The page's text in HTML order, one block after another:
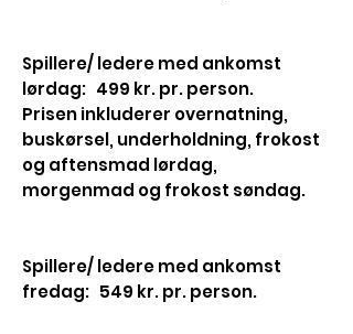
Spillere/ ledere med ankomst
lørdag: 499 kr. pr. person.
Prisen inkluderer overnatning,
buskørsel, underholdning, frokost
og aftensmad lørdag,
morgenmad og frokost søndag.
Spillere/ ledere med ankomst
fredag: 549 kr. pr. person.